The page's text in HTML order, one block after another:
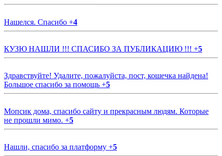
Нашелся. Спасибо +4
КУЗЮ НАШЛИ !!! СПАСИБО ЗА ПУБЛИКАЦИЮ !!! +5
Здравствуйте! Удалите, пожалуйста, пост, кошечка найдена!
Большое спасибо за помощь +5
Мопсик дома, спасибо сайту и прекрасным людям. Которые
не прошли мимо. +5
Нашли, спасибо за платформу +5